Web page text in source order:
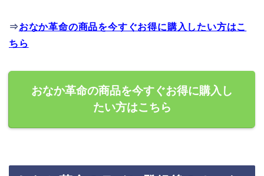
⇒おなか革命の商品を今すぐお得に購入したい方はこ
ちら
おなか革命の商品を今すぐお得に購入し
たい方はこちら